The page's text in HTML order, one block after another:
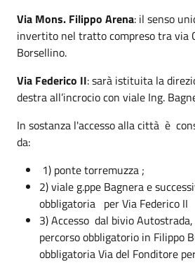
Via Mons. Filippo Arena: il senso
invertito nel tratto compreso tra via
Borsellino.
Via Federico II: sarà istituita la
destra all’incrocio con viale Ing.
In sostanza l'accesso alla città è
da:
1) ponte torremuzza ;
2) viale g.ppe Bagnera e
obbligatoria per Via Federico II
3) Accesso dal bivio
percorso obbligatorio in Filippo
obbligatoria Via del Fonditore